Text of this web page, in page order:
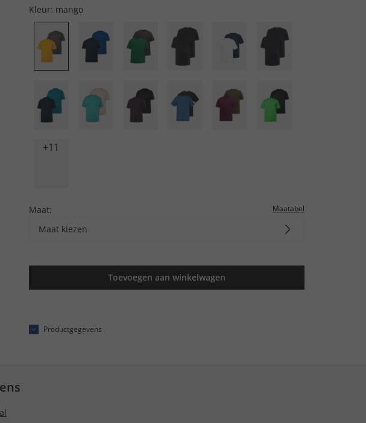
Kleur: mango
+11
Maat: Maatabel
Maat kiezen
Toevoegen aan winkelwagen
Productgegevens